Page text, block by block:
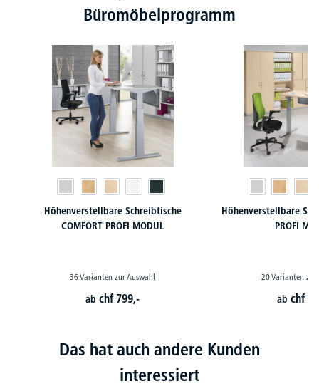
Büromöbelprogramm
Höhenverstellbare Schreibtische
COMFORT PROFI MODUL
36 Varianten zur Auswahl
abchf 799,-
Höhenverstellbare
PROFI
20 Varianten zur
abchf
Das hat auch andere Kunden
interessiert